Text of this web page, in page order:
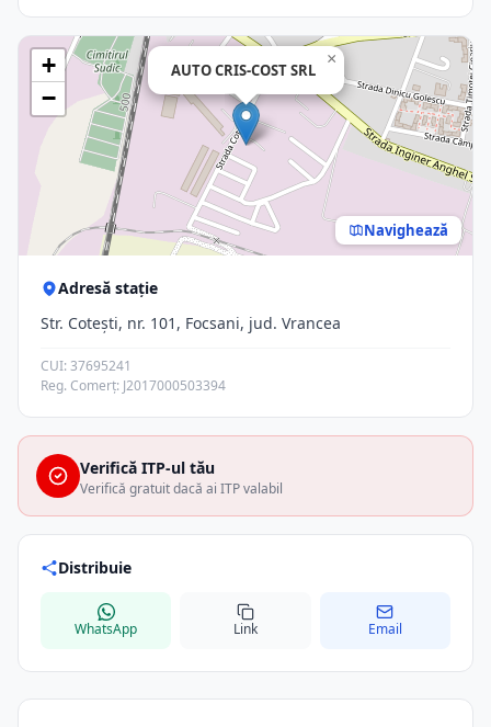
AUTO CRIS-COST SRL
×
+
−
Navighează
Adresă stație
Str. Coteşti, nr. 101, Focsani, jud. Vrancea
CUI: 37695241
Reg. Comerț: J2017000503394
Verifică ITP-ul tău
Verifică gratuit dacă ai ITP valabil
Distribuie
WhatsApp Link Email